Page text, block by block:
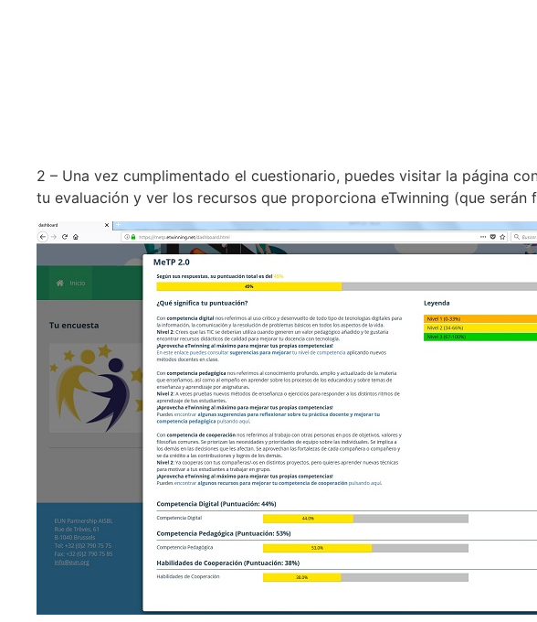
2 – Una vez cumplimentado el cuestionario, puedes visitar la página
tu evaluación y ver los recursos que proporciona eTwinning (que serán